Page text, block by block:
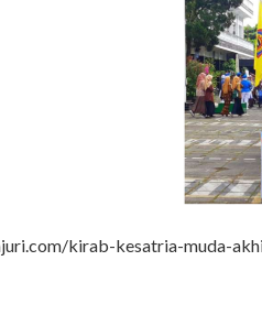
kirab-kesatria-muda-